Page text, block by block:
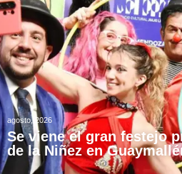
agosto, 2026
Se viene el gran festejo
de la Niñez en